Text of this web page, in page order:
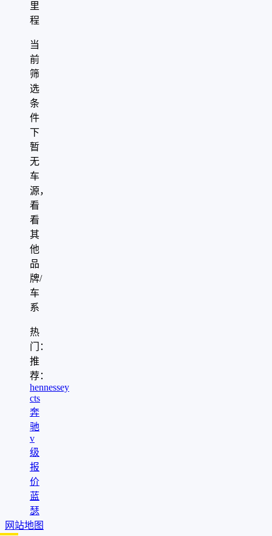
里
程
当
前
筛
选
条
件
下
暂
无
车
源，
看
看
其
他
品
牌/
车
系
热
门：
推
荐：
hennessey
cts
奔
驰
v
级
报
价
蓝
瑟
网站地图